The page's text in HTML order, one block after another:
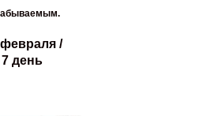
/
7 день